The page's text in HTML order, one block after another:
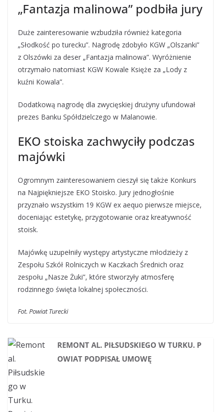
„Fantazja malinowa” podbiła jury
Duże zainteresowanie wzbudziła również kategoria
„Słodkość po turecku”. Nagrodę zdobyło KGW „Olszanki”
z Olszówki za deser „Fantazja malinowa”. Wyróżnienie
otrzymało natomiast KGW Kowale Księże za „Lody z
kuźni Kowala”.
Dodatkową nagrodę dla zwycięskiej drużyny ufundował
prezes Banku Spółdzielczego w Malanowie.
EKO stoiska zachwyciły podczas
majówki
Ogromnym zainteresowaniem cieszył się także Konkurs
na Najpiękniejsze EKO Stoisko. Jury jednogłośnie
przyznało wszystkim 19 KGW ex aequo pierwsze miejsce,
doceniając estetykę, przygotowanie oraz kreatywność
stoisk.
Majówkę uzupełniły występy artystyczne młodzieży z
Zespołu Szkół Rolniczych w Kaczkach Średnich oraz
zespołu „Nasze Żuki”, które stworzyły atmosferę
rodzinnego święta lokalnej społeczności.
Fot. Powiat Turecki
REMONT AL. PIŁSUDSKIEGO W TURKU. P
OWIAT PODPISAŁ UMOWĘ